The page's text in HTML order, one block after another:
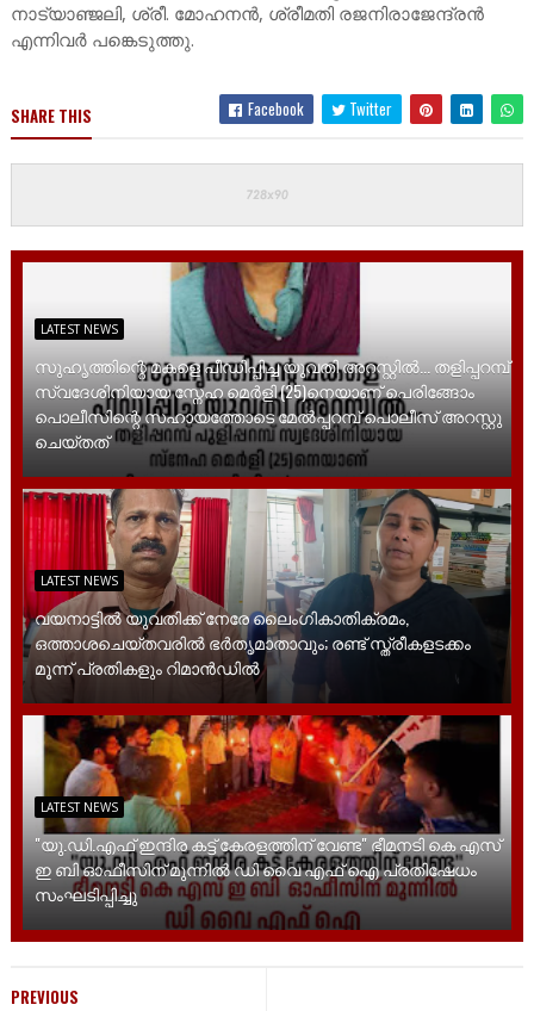
നാട്യാഞ്ജലി, ശ്രീ. മോഹനൻ, ശ്രീമതി രജനിരാജേന്ദ്രൻ
എന്നിവർ പങ്കെടുത്തു.
SHARE THIS Facebook Twitter
LATEST NEWS
സുഹൃത്തിന്റെ മകളെ പീഡിപ്പിച്ച യുവതി അറസ്റ്റിൽ... തളിപ്പറമ്പ്
സ്വദേശിനിയായ സ്നേഹ മെർളി (25)നെയാണ് പെരിങ്ങോം
പൊലീസിന്റെ സഹായത്തോടെ മേൽപ്പറമ്പ് പൊലീസ് അറസ്റ്റു
ചെയ്തത്
LATEST NEWS
വയനാട്ടിൽ യുവതിക്ക് നേരേ ലൈം​ഗികാതിക്രമം,
ഒത്താശചെയ്തവരിൽ ഭർതൃമാതാവും; രണ്ട് സ്ത്രീകളടക്കം
മൂന്ന് പ്രതികളും റിമാൻഡിൽ
LATEST NEWS
"യു.ഡി.എഫ് ഇന്ദിര കട്ട് കേരളത്തിന് വേണ്ട" ഭീമനടി കെ എസ്
ഇ ബി ഓഫീസിന് മുന്നിൽ ഡി വൈ എഫ് ഐ പ്രതിഷേധം
സംഘടിപ്പിച്ചു
PREVIOUS